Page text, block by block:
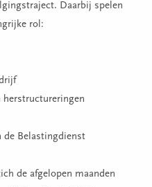
Daarbij spelen
rol:
de Belastingdienst
de afgelopen maanden